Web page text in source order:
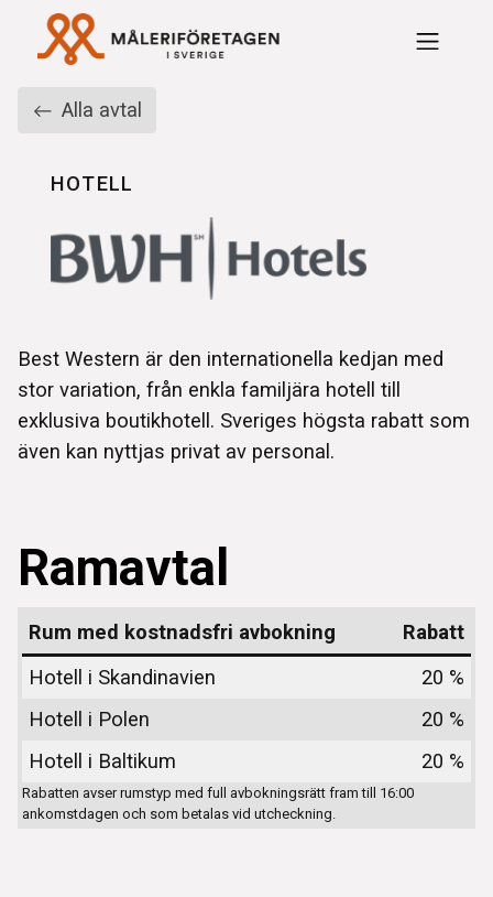
Alla avtal
HOTELL
Best Western är den internationella kedjan med
stor variation, från enkla familjära hotell till
exklusiva boutikhotell. Sveriges högsta rabatt som
även kan nyttjas privat av personal.
Ramavtal
Rum med kostnadsfri avbokning
Rabatt
Hotell i Skandinavien
20 %
Hotell i Polen
20 %
Hotell i Baltikum
20 %
Rabatten avser rumstyp med full avbokningsrätt fram till 16:00
ankomstdagen och som betalas vid utcheckning.